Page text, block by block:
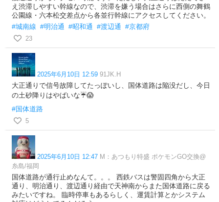
え渋滞しやすい幹線なので、渋滞を嫌う場合はさらに西側の舞鶴
公園線・六本松交差点から各並行幹線にアクセスしてください。
#城南線 #明治通 #昭和通 #渡辺通 #京都府
23
2025年6月10日 12:59 91JK.H
大正通りで信号故障してたっぽいし、国体道路は陥没だし、今日
の土砂降りはやばいな☔️😱
#国体道路
5
2025年6月10日 12:47 M：あつもり特盛 ポケモンGO交換@
糸島/福岡
国体道路が通行止めなんて。。。 西鉄バスは警固四角から大正
通り、明治通り、渡辺通り経由で天神南からまた国体道路に戻る
みたいですね。 臨時停車もあるらしく、運賃計算とかシステム